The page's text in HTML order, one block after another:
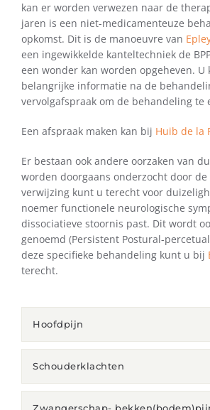
kan er worden verwezen naar de
jaren is een niet-medicamenteuze
opkomst. Dit is de manoeuvre van
een ingewikkelde kanteltechniek de
een wonder kan worden opgeheven.
belangrijke informatie na de
vervolgafspraak om de behandeling te
Een afspraak maken kan bij Huib de la
Er bestaan ook andere oorzaken van
worden doorgaans onderzocht door de
verwijzing kunt u terecht voor
noemer functionele neurologische
dissociatieve stoornis past. Dit wordt
genoemd (Persistent Postural-
deze specifieke behandeling kunt u bij
terecht.
Hoofdpijn
Schouderklachten